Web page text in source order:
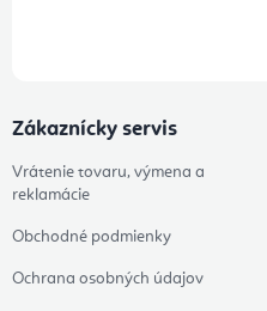
Zákaznícky servis
Vrátenie tovaru, výmena a
reklamácie
Obchodné podmienky
Ochrana osobných údajov